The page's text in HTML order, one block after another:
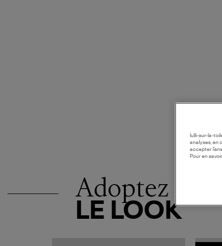
Adoptez
LE LOOK
lulli-sur-la-
analyses, en
accepter
Pour en